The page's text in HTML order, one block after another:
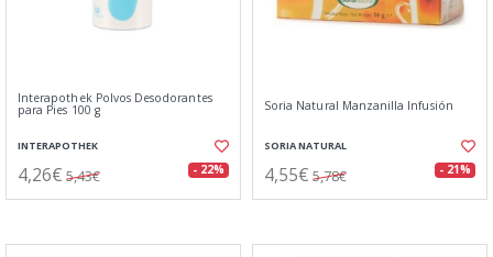
Interapothek Polvos Desodorantes
para Pies 100 g
INTERAPOTHEK
4,26€ 5,43€ - 22%
Soria Natural Manzanilla Infusión
SORIA NATURAL
4,55€ 5,78€ - 21%